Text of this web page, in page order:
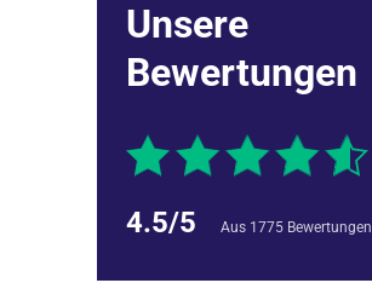
Unsere
Bewertungen
4.5/5 Aus 1775 Bewertungen